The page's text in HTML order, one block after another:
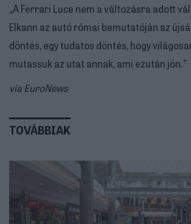
„A Ferrari Luce nem a változásra adott
Elkann az autó római bemutatóján az
döntés, egy tudatos döntés, hogy
mutassuk az utat annak, ami ezután jön.”
via EuroNews
TOVÁBBIAK